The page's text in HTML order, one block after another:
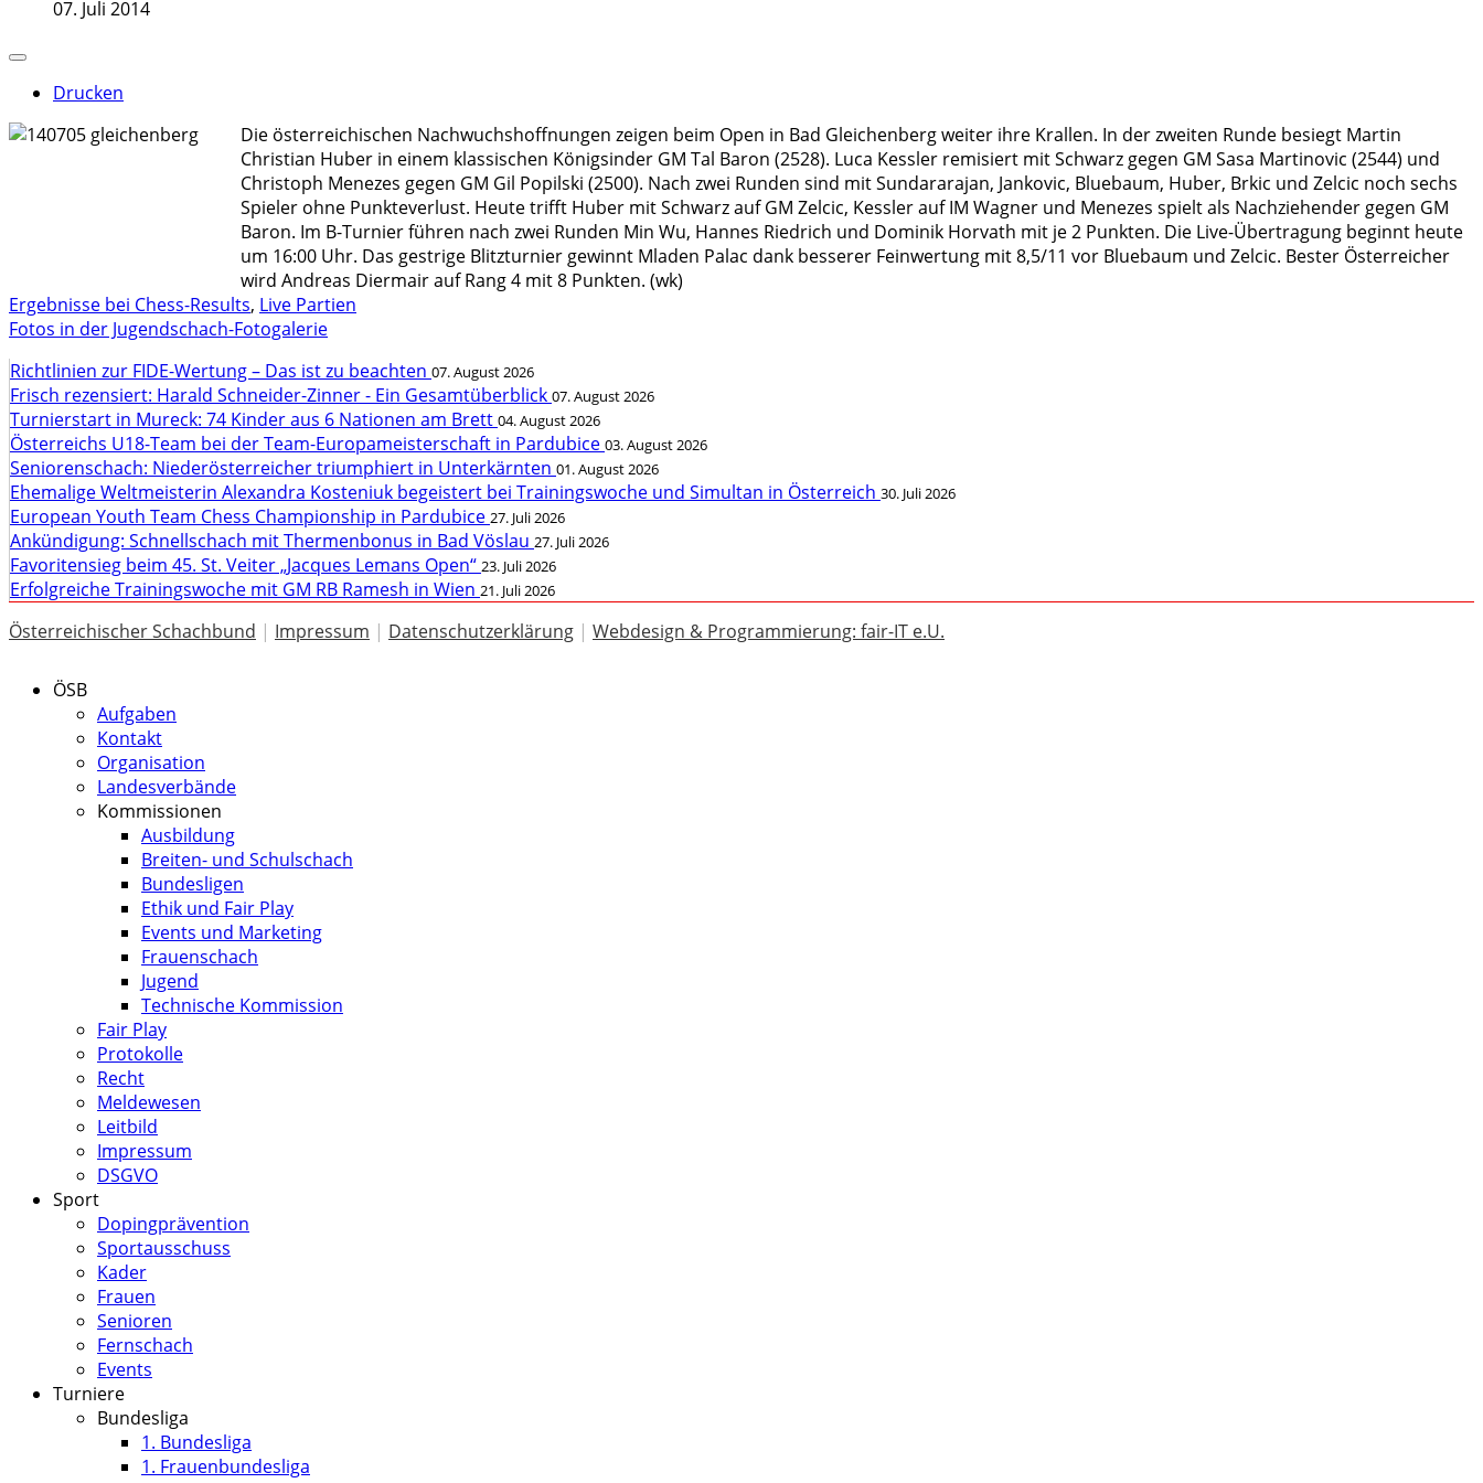
07. Juli 2014
Drucken
Die österreichischen Nachwuchshoffnungen zeigen beim Open in Bad Gleichenberg weiter ihre Krallen. In der zweiten Runde besiegt Martin
Christian Huber in einem klassischen Königsinder GM Tal Baron (2528). Luca Kessler remisiert mit Schwarz gegen GM Sasa Martinovic (2544) und
Christoph Menezes gegen GM Gil Popilski (2500). Nach zwei Runden sind mit Sundararajan, Jankovic, Bluebaum, Huber, Brkic und Zelcic noch sechs
Spieler ohne Punkteverlust. Heute trifft Huber mit Schwarz auf GM Zelcic, Kessler auf IM Wagner und Menezes spielt als Nachziehender gegen GM
Baron. Im B-Turnier führen nach zwei Runden Min Wu, Hannes Riedrich und Dominik Horvath mit je 2 Punkten. Die Live-Übertragung beginnt heute
um 16:00 Uhr. Das gestrige Blitzturnier gewinnt Mladen Palac dank besserer Feinwertung mit 8,5/11 vor Bluebaum und Zelcic. Bester Österreicher
wird Andreas Diermair auf Rang 4 mit 8 Punkten. (wk)
Ergebnisse bei Chess-Results, Live Partien
Fotos in der Jugendschach-Fotogalerie
Richtlinien zur FIDE-Wertung – Das ist zu beachten 07. August 2026
Frisch rezensiert: Harald Schneider-Zinner - Ein Gesamtüberblick 07. August 2026
Turnierstart in Mureck: 74 Kinder aus 6 Nationen am Brett 04. August 2026
Österreichs U18-Team bei der Team-Europameisterschaft in Pardubice 03. August 2026
Seniorenschach: Niederösterreicher triumphiert in Unterkärnten 01. August 2026
Ehemalige Weltmeisterin Alexandra Kosteniuk begeistert bei Trainingswoche und Simultan in Österreich 30. Juli 2026
European Youth Team Chess Championship in Pardubice 27. Juli 2026
Ankündigung: Schnellschach mit Thermenbonus in Bad Vöslau 27. Juli 2026
Favoritensieg beim 45. St. Veiter „Jacques Lemans Open“ 23. Juli 2026
Erfolgreiche Trainingswoche mit GM RB Ramesh in Wien 21. Juli 2026
Österreichischer Schachbund | Impressum | Datenschutzerklärung | Webdesign & Programmierung: fair-IT e.U.
ÖSB
Aufgaben
Kontakt
Organisation
Landesverbände
Kommissionen
Ausbildung
Breiten- und Schulschach
Bundesligen
Ethik und Fair Play
Events und Marketing
Frauenschach
Jugend
Technische Kommission
Fair Play
Protokolle
Recht
Meldewesen
Leitbild
Impressum
DSGVO
Sport
Dopingprävention
Sportausschuss
Kader
Frauen
Senioren
Fernschach
Events
Turniere
Bundesliga
1. Bundesliga
1. Frauenbundesliga